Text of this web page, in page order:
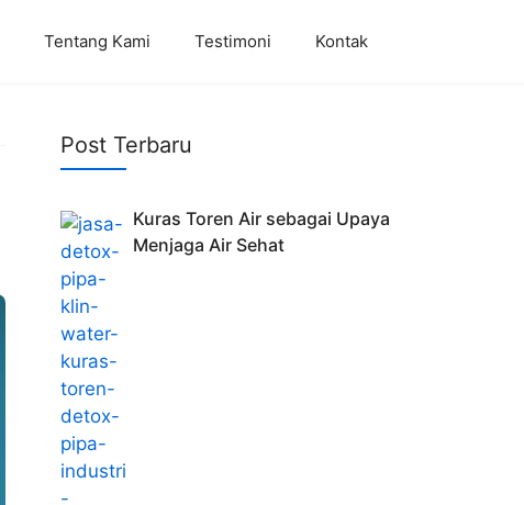
Tentang Kami Testimoni Kontak
Post Terbaru
Kuras Toren Air sebagai Upaya
Menjaga Air Sehat